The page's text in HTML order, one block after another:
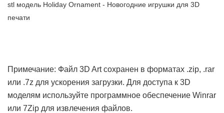
stl модель Holiday Ornament - Новогодние игрушки для 3D
печати
Примечание: Файл 3D Art сохранен в форматах .zip, .rar
или .7z для ускорения загрузки. Для доступа к 3D
моделям используйте программное обеспечение Winrar
или 7Zip для извлечения файлов.